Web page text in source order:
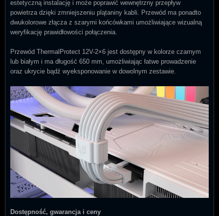
estetyczną instalację i może poprawić wewnętrzny przepływ
powietrza dzięki zmniejszeniu plątaniny kabli. Przewód ma ponadto
dwukolorowe złącza z szarymi końcówkami umożliwiające wizualną
weryfikację prawidłowości połączenia.
Przewód ThermalProtect 12V-2×6 jest dostępny w kolorze czarnym
lub białym i ma długość 650 mm, umożliwiając łatwe prowadzenie
oraz ukrycie bądź wyeksponowanie w dowolnym zestawie.
Dostępność, gwarancja i ceny